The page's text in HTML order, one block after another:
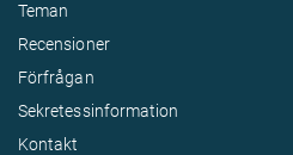
Teman
Recensioner
Förfrågan
Sekretessinformation
Kontakt